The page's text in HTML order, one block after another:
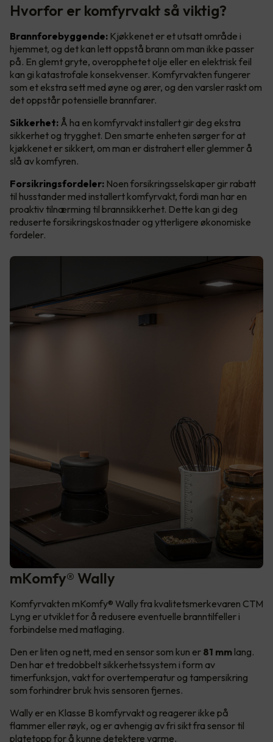
Hvorfor er komfyrvakt så viktig?
Brannforebyggende: Kjøkkenet er et utsatt område i
hjemmet, og det kan lett oppstå brann om man ikke passer
på. En glemt gryte, overopphetet olje eller en elektrisk feil
kan gi katastrofale konsekvenser. Komfyrvakten fungerer
som et ekstra sett med øyne og ører, og den varsler raskt om
det oppstår potensielle brannfarer.
Sikkerhet: Å ha en komfyrvakt installert gir deg ekstra
sikkerhet og trygghet. Den smarte enheten sørger for at
kjøkkenet er sikkert, om man er distrahert eller glemmer å
slå av komfyren.
Forsikringsfordeler: Noen forsikringsselskaper gir rabatt
til husstander med installert komfyrvakt, fordi man har en
proaktiv tilnærming til brannsikkerhet. Dette kan gi deg
reduserte forsikringskostnader og ytterligere økonomiske
fordeler.
mKomfy® Wally
Komfyrvakten mKomfy® Wally fra kvalitetsmerkevaren CTM
Lyng er utviklet for å redusere eventuelle branntilfeller i
forbindelse med matlaging.
Den er liten og nett, med en sensor som kun er 81 mm lang.
Den har et tredobbelt sikkerhetssystem i form av
timerfunksjon, vakt for overtemperatur og tampersikring
som forhindrer bruk hvis sensoren fjernes.
Wally er en Klasse B komfyrvakt og reagerer ikke på
flammer eller røyk, og er avhengig av fri sikt fra sensor til
platetopp for å kunne detektere varme.